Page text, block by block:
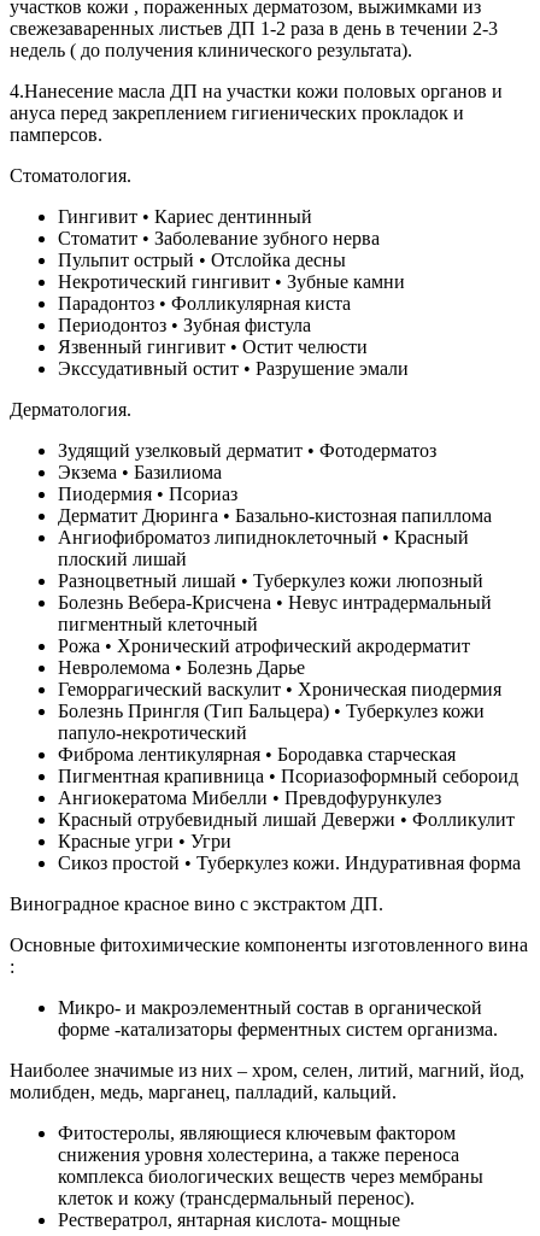
участков кожи , пораженных дерматозом, выжимками из
свежезаваренных листьев ДП 1-2 раза в день в течении 2-3
недель ( до получения клинического результата).
4.Нанесение масла ДП на участки кожи половых органов и
ануса перед закреплением гигиенических прокладок и
памперсов.
Стоматология.
Гингивит • Кариес дентинный
Стоматит • Заболевание зубного нерва
Пульпит острый • Отслойка десны
Некротический гингивит • Зубные камни
Парадонтоз • Фолликулярная киста
Периодонтоз • Зубная фистула
Язвенный гингивит • Остит челюсти
Экссудативный остит • Разрушение эмали
Дерматология.
Зудящий узелковый дерматит • Фотодерматоз
Экзема • Базилиома
Пиодермия • Псориаз
Дерматит Дюринга • Базально-кистозная папиллома
Ангиофиброматоз липидноклеточный • Красный
плоский лишай
Разноцветный лишай • Туберкулез кожи люпозный
Болезнь Вебера-Крисчена • Невус интрадермальный
пигментный клеточный
Рожа • Хронический атрофический акродерматит
Невролемома • Болезнь Дарье
Геморрагический васкулит • Хроническая пиодермия
Болезнь Прингля (Тип Бальцера) • Туберкулез кожи
папуло-некротический
Фиброма лентикулярная • Бородавка старческая
Пигментная крапивница • Псориазоформный себороид
Ангиокератома Мибелли • Превдофурункулез
Красный отрубевидный лишай Девержи • Фолликулит
Красные угри • Угри
Сикоз простой • Туберкулез кожи. Индуративная форма
Виноградное красное вино с экстрактом ДП.
Основные фитохимические компоненты изготовленного вина
:
Микро- и макроэлементный состав в органической
форме -катализаторы ферментных систем организма.
Наиболее значимые из них – хром, селен, литий, магний, йод,
молибден, медь, марганец, палладий, кальций.
Фитостеролы, являющиеся ключевым фактором
снижения уровня холестерина, а также переноса
комплекса биологических веществ через мембраны
клеток и кожу (трансдермальный перенос).
Рествератрол, янтарная кислота- мощные